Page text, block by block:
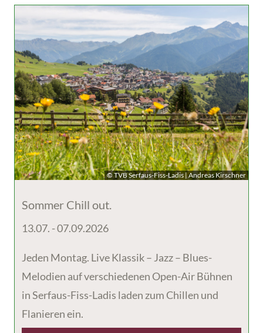
© TVB Serfaus-Fiss-Ladis | Andreas Kirschner
Sommer Chill out.
13.07. - 07.09.2026
Jeden Montag. Live Klassik – Jazz – Blues-
Melodien auf verschiedenen Open-Air Bühnen
in Serfaus-Fiss-Ladis laden zum Chillen und
Flanieren ein.